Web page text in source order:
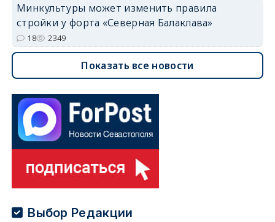
Минкультуры может изменить правила
стройки у форта «Северная Балаклава»
18 2349
Показать все новости
Выбор Редакции